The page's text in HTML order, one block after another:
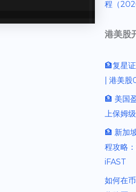
程（
港美股
🏦复星
| 港美
🏦 美国
上保姆
🏦 新加
程攻略
iFAST
如何在